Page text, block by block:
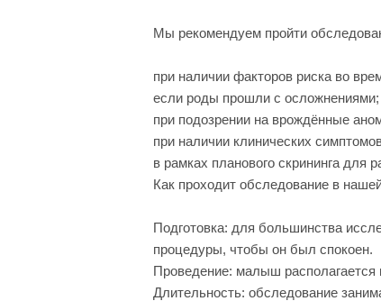
Мы рекомендуем пройти
при наличии факторов риска во
если роды прошли с осложнениями;
при подозрении на врождённые
при наличии клинических
в рамках планового скрининга для
Как проходит обследование в
Подготовка: для большинства
процедуры, чтобы он был спокоен.
Проведение: малыш располагается
Длительность: обследование